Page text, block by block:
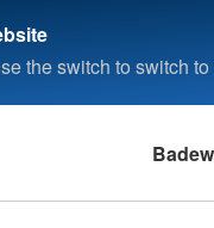
the switch to switch